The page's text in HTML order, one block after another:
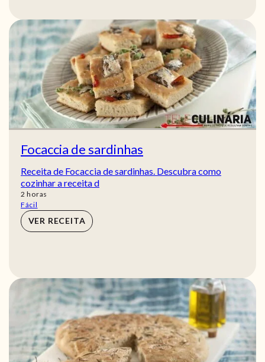
Focaccia de sardinhas
Receita de Focaccia de sardinhas. Descubra como
cozinhar a receita d
2 horas
horas
Fácil
VER RECEITA